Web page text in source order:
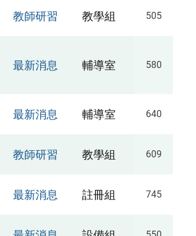
教師研習 教學組 505
最新消息 輔導室 580
最新消息 輔導室 640
教師研習 教學組 609
最新消息 註冊組 745